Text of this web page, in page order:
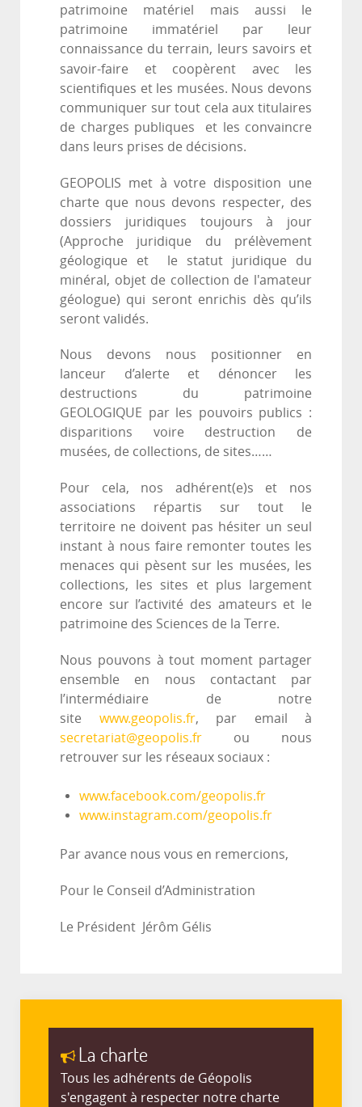
patrimoine matériel mais aussi le
patrimoine immatériel par leur
connaissance du terrain, leurs savoirs et
savoir-faire et
coopèrent avec les
scientifiques et les musées. Nous devons
communiquer sur tout cela aux titulaires
de charges publiques et les convaincre
dans leurs prises de décisions.
GEOPOLIS met à votre disposition une
charte que nous devons respecter, des
dossiers juridiques toujours à jour
(Approche juridique du prélèvement
géologique et le statut juridique du
minéral, objet de collection de l'amateur
géologue) qui seront enrichis dès qu’ils
seront validés.
Nous devons nous positionner en
lanceur d’alerte et dénoncer les
destructions du patrimoine
GEOLOGIQUE par les pouvoirs publics :
disparitions voire destruction de
musées, de collections, de sites……
Pour cela, nos adhérent(e)s et nos
associations répartis sur tout le
territoire ne doivent pas hésiter un seul
instant à nous faire remonter toutes les
menaces qui pèsent sur les musées, les
collections, les sites et plus largement
encore sur l’activité des amateurs et le
patrimoine des Sciences de la Terre.
Nous pouvons à tout moment partager
ensemble en nous contactant par
l’intermédiaire de notre
site www.geopolis.fr, par email à
secretariat@geopolis.fr ou nous
retrouver sur les réseaux sociaux :
www.facebook.com/geopolis.fr
www.instagram.com/geopolis.fr
Par avance nous vous en remercions,
Pour le Conseil d’Administration
Le Président Jérôm Gélis
La charte
Tous les adhérents de Géopolis
s'engagent à respecter notre charte